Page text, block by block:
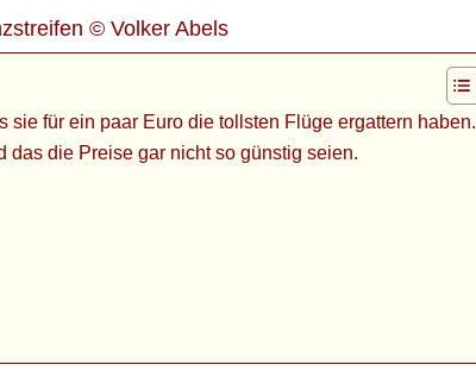
für ein paar Euro die tollsten Flüge ergattern haben.
das die Preise gar nicht so günstig seien.